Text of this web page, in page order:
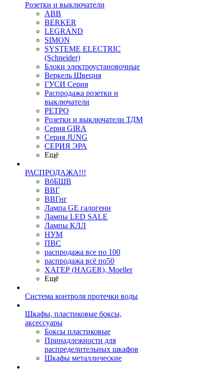
Розетки и выключатели
ABB
BERKER
LEGRAND
SIMON
SYSTEME ELECTRIC
(Schneider)
Блоки электроустановочные
Веркель Швеция
ГУСИ Серия
Распродажа розетки и
выключатели
РЕТРО
Розетки и выключатели ТДМ
Серия GIRA
Серия JUNG
СЕРИЯ ЭРА
Ещё
РАСПРОДАЖА!!!
ВбБШВ
ВВГ
ВВГнг
Лампа GE галогенн
Лампы LED SALE
Лампы КЛЛ
НУМ
ПВС
распродажа все по 100
распродажа всё по50
ХАГЕР (HAGER), Moeller
Ещё
Система контроля протечки воды
Шкафы, пластиковые боксы,
аксессуары
Боксы пластиковые
Принадлежности для
распределительных шкафов
Шкафы металлические